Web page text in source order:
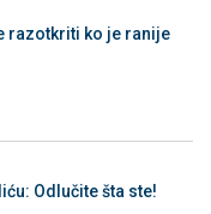
razotkriti ko je ranije
Odlučite šta ste!